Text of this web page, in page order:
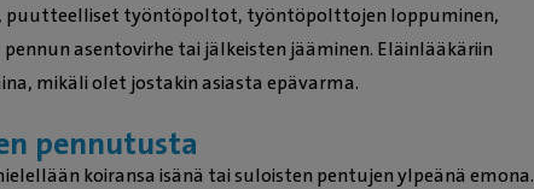
puutteelliset työntöpoltot, työntöpolttojen loppuminen,
asentovirhe tai jälkeisten jääminen. Eläinlääkäriin
mikäli olet jostakin asiasta epävarma.
pennutusta
koiransa isänä tai suloisten pentujen ylpeänä emona.